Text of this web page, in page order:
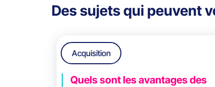
Des sujets qui peuvent
Acquisition
Quels sont les avantages des